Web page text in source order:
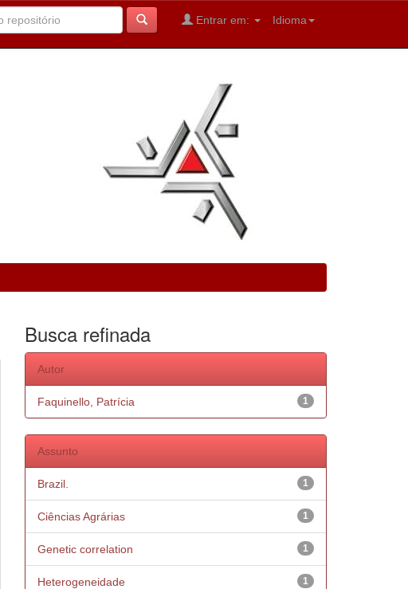
Idioma
Entrar em:
Busca refinada
Autor
1
Faquinello, Patrícia
Assunto
1
Brazil.
1
Ciências Agrárias
1
Genetic correlation
1
Heterogeneidade